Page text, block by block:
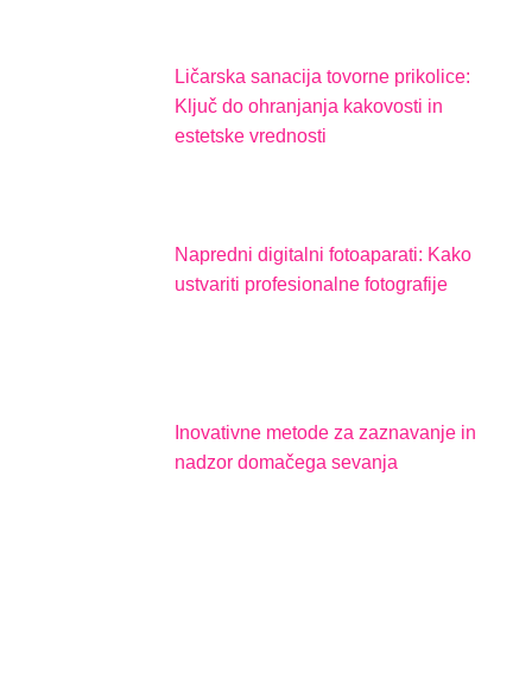
Ličarska sanacija tovorne prikolice:
Ključ do ohranjanja kakovosti in
estetske vrednosti
Napredni digitalni fotoaparati: Kako
ustvariti profesionalne fotografije
Inovativne metode za zaznavanje in
nadzor domačega sevanja